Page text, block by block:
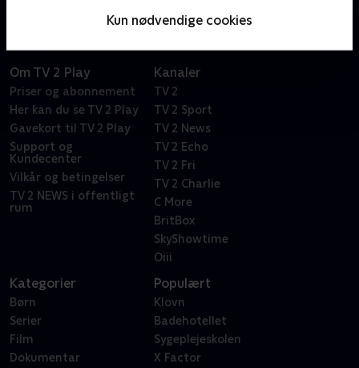
Kun nødvendige cookies
Om TV 2 Play
Priser og abonnement
Her kan du se TV 2 Play
Gavekort til TV 2 Play
Support og
Kundecenter
Vilkår og betingelser
TV 2 NEWS i offentligt
rum
Kanaler
TV 2
TV 2 Sport
TV 2 News
TV 2 Echo
TV 2 Fri
TV 2 Charlie
C More
BritBox
SkyShowtime
Oiii
Kategorier
Børn
Serier
Film
Dokumentar
Populært
Klovn
Badehotellet
Sygeplejeskolen
X Factor